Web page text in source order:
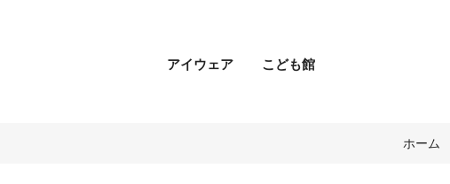
アイウェア こども館
ホーム